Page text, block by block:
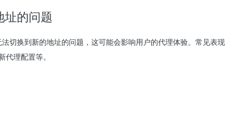
址的问题
切换到新的地址的问题，这可能会影响用户的代理体验。常见表现
理配置等。